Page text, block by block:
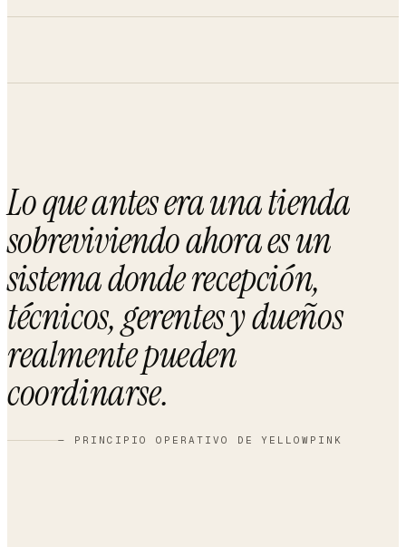
Lo que antes era una tienda
sobreviviendo ahora es un
sistema donderecepción,
técnicos, gerentes y dueños
realmente pueden
coordinarse.
— PRINCIPIO OPERATIVO DE YELLOWPINK